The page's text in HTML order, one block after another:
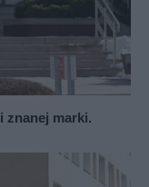
znanej marki.